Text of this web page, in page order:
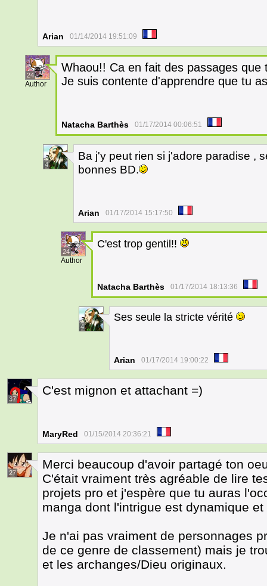
Arian 01/14/2014 19:51:09
24
Author
Whaou!! Ca en fait des passages
Je suis contente d'apprendre que tu
Natacha Barthès 01/17/2014 00:06:51
4
Ba j'y peut rien si j'adore paradise ,
bonnes BD.
Arian 01/17/2014 15:17:50
24
Author
C'est trop gentil!!
Natacha Barthès 01/17/2014 18:13:36
4
Ses seule la stricte vérité
Arian 01/17/2014 19:00:22
37
C'est mignon et attachant =)
MaryRed 01/15/2014 20:36:21
27
Merci beaucoup d'avoir partagé ton
C'était vraiment très agréable de lire
projets pro et j'espère que tu auras
manga dont l'intrigue est dynamique
Je n'ai pas vraiment de personnages
de ce genre de classement) mais je
et les archanges/Dieu originaux.